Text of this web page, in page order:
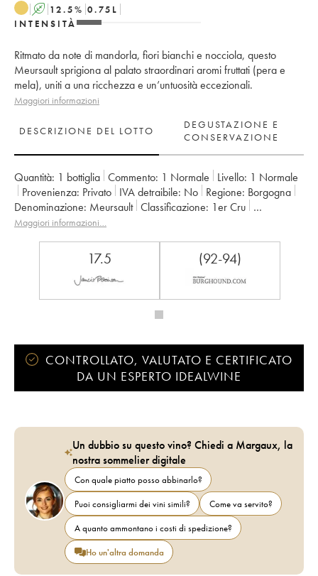
A 12.5% 0.75 L
INTENSITÀ
Ritmato da note di mandorla, fiori bianchi e nocciola, questo
Meursault sprigiona al palato straordinari aromi fruttati (pera e
mela), uniti a una ricchezza e un’untuosità eccezionali.
Maggiori informazioni
DESCRIZIONE DEL LOTTO
DEGUSTAZIONE E
CONSERVAZIONE
Quantità: 1 bottiglia Commento: 1 Normale Livello: 1 Normale
Provenienza:
privato IVA detraibile: no Regione:
Borgogna
Denominazione:
Meursault Classificazione:
1er Cru
Proprietario:
Comtes Lafon (Domaine des)
Maggiori informazioni…
17.5 (92-94)
CONTROLLATO, VALUTATO E CERTIFICATO
DA UN ESPERTO IDEALWINE
Un dubbio su questo vino? Chiedi a Margaux, la
nostra sommelier digitale
Con quale piatto posso abbinarlo?
Puoi consigliarmi dei vini simili?
Come va servito?
A quanto ammontano i costi di spedizione?
Ho un'altra domanda